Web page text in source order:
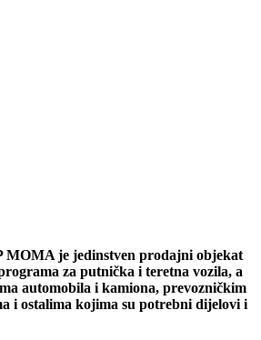
je jedinstven prodajni objekat
za putnička i teretna vozila, a
automobila i kamiona, prevozničkim
i ostalima kojima su potrebni dijelovi i